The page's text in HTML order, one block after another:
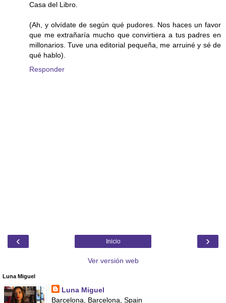
Casa del Libro.
(Ah, y olvídate de según qué pudores. Nos haces un favor
que me extrañaría mucho que convirtiera a tus padres en
millonarios. Tuve una editorial pequeña, me arruiné y sé de
qué hablo).
Responder
‹ ›
Inicio
Ver versión web
Luna Miguel
Luna Miguel
Barcelona, Barcelona, Spain